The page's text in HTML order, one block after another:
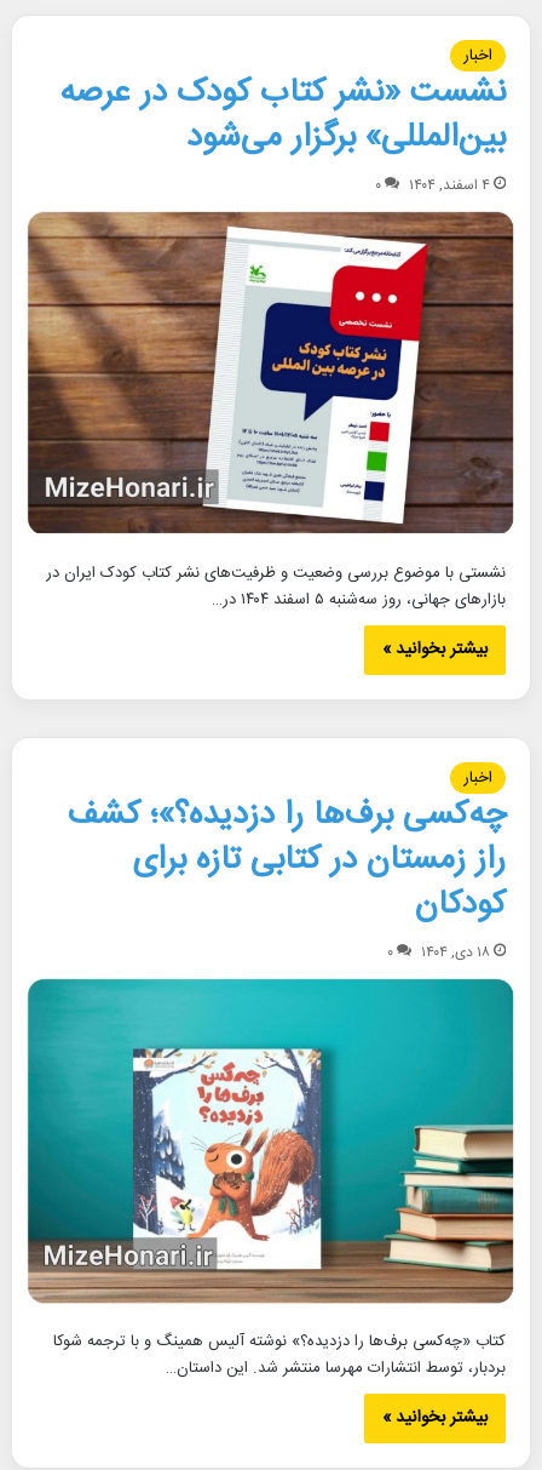
اخبار
نشست «نشر کتاب کودک در عرصه
بین‌المللی» برگزار می‌شود
۴ اسفند, ۱۴۰۴ ۰
نشستی با موضوع بررسی وضعیت و ظرفیت‌های نشر کتاب کودک ایران در
بازارهای جهانی، روز سه‌شنبه ۵ اسفند ۱۴۰۴ در…
بیشتر بخوانید »
اخبار
چه‌کسی برف‌ها را دزدیده؟»؛ کشف
راز زمستان در کتابی تازه برای
کودکان
۱۸ دی, ۱۴۰۴ ۰
کتاب «چه‌کسی برف‌ها را دزدیده؟» نوشته آلیس همینگ و با ترجمه شوکا
بردبار، توسط انتشارات مهرسا منتشر شد. این داستان…
بیشتر بخوانید »